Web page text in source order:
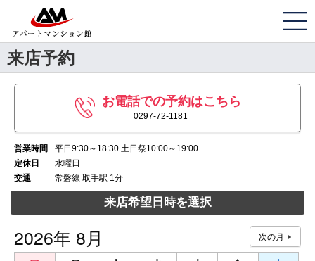
来店予約
お電話での予約はこちら
0297-72-1181
営業時間
平日9:30～18:30 土日祭10:00～19:00
定休日
水曜日
交通
常磐線 取手駅 1分
来店希望日時を選択
2026年 8月